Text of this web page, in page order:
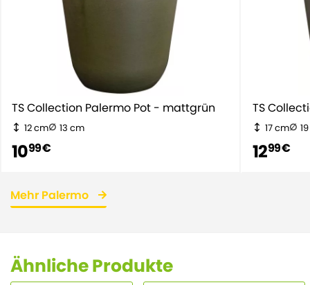
TS Collection Palermo Pot - mattgrün
12 cm 13 cm
1099 €
TS
17 cm
1299 €
Mehr Palermo
Ähnliche Produkte